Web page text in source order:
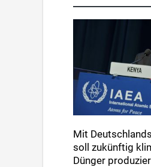
Mit
soll zukünftig
Dünger